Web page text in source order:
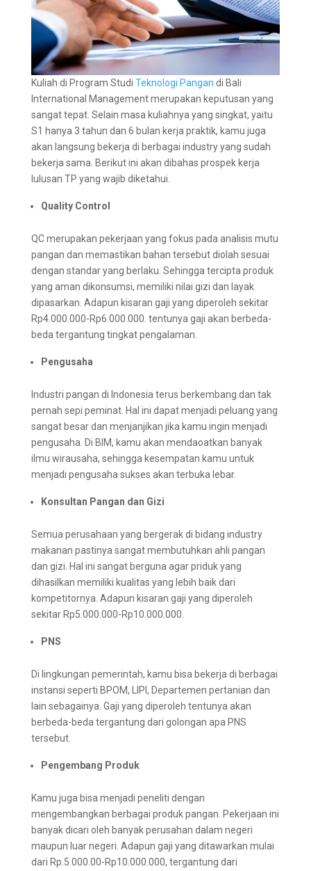
Kuliah di Program Studi Teknologi Pangan di Bali
International Management merupakan keputusan yang
sangat tepat. Selain masa kuliahnya yang singkat, yaitu
S1 hanya 3 tahun dan 6 bulan kerja praktik, kamu juga
akan langsung bekerja di berbagai industry yang sudah
bekerja sama. Berikut ini akan dibahas prospek kerja
lulusan TP yang wajib diketahui.
Quality Control
QC merupakan pekerjaan yang fokus pada analisis mutu
pangan dan memastikan bahan tersebut diolah sesuai
dengan standar yang berlaku. Sehingga tercipta produk
yang aman dikonsumsi, memiliki nilai gizi dan layak
dipasarkan. Adapun kisaran gaji yang diperoleh sekitar
Rp4.000.000-Rp6.000.000. tentunya gaji akan berbeda-
beda tergantung tingkat pengalaman.
Pengusaha
Industri pangan di Indonesia terus berkembang dan tak
pernah sepi peminat. Hal ini dapat menjadi peluang yang
sangat besar dan menjanjikan jika kamu ingin menjadi
pengusaha. Di BIM, kamu akan mendaoatkan banyak
ilmu wirausaha, sehingga kesempatan kamu untuk
menjadi pengusaha sukses akan terbuka lebar.
Konsultan Pangan dan Gizi
Semua perusahaan yang bergerak di bidang industry
makanan pastinya sangat membutuhkan ahli pangan
dan gizi. Hal ini sangat berguna agar priduk yang
dihasilkan memiliki kualitas yang lebih baik dari
kompetitornya. Adapun kisaran gaji yang diperoleh
sekitar Rp5.000.000-Rp10.000.000.
PNS
Di lingkungan pemerintah, kamu bisa bekerja di berbagai
instansi seperti BPOM, LIPI, Departemen pertanian dan
lain sebagainya. Gaji yang diperoleh tentunya akan
berbeda-beda tergantung dari golongan apa PNS
tersebut.
Pengembang Produk
Kamu juga bisa menjadi peneliti dengan
mengembangkan berbagai produk pangan. Pekerjaan ini
banyak dicari oleh banyak perusahan dalam negeri
maupun luar negeri. Adapun gaji yang ditawarkan mulai
dari Rp.5.000.00-Rp10.000.000, tergantung dari